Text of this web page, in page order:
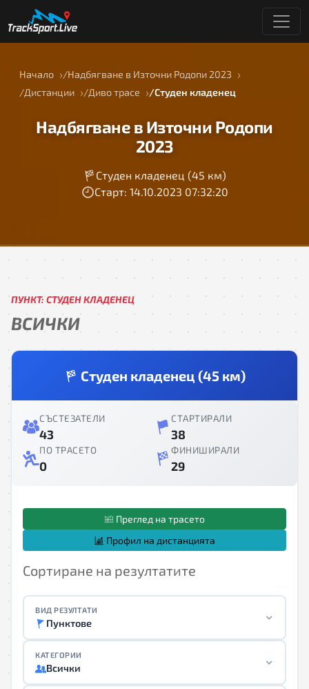
Начало
Надбягване в Източни Родопи 2023
Дистанции
Диво трасе Студен кладенец
Надбягване в Източни Родопи
2023
Студен кладенец (45 км)
Старт: 14.10.2023 07:32:20
ПУНКТ: СТУДЕН КЛАДЕНЕЦ
ВСИЧКИ
Студен кладенец (45 км)
СЪСТЕЗАТЕЛИ
43
СТАРТИРАЛИ
38
ПО ТРАСЕТО
0
ФИНИШИРАЛИ
29
Преглед на трасето
Профил на дистанцията
Сортиране на резултатите
ВИД РЕЗУЛТАТИ
Пунктове
КАТЕГОРИИ
Всички